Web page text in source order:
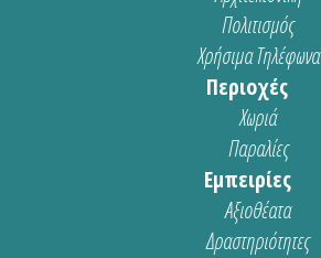
Πολιτισμός
Χρήσιμα Τηλέφωνα
Περιοχές
Χωριά
Παραλίες
Εμπειρίες
Αξιοθέατα
Δραστηριότητες